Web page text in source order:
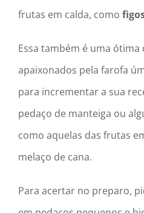
frutas em calda, como
Essa também é uma ótima
apaixonados pela farofa
para incrementar a sua
pedaço de manteiga ou
como aquelas das frutas
melaço de cana.
Para acertar no preparo,